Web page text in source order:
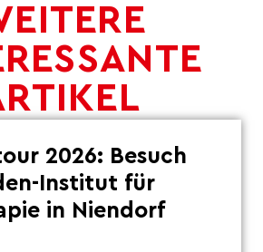
2026: Besuch
Institut für
in Niendorf